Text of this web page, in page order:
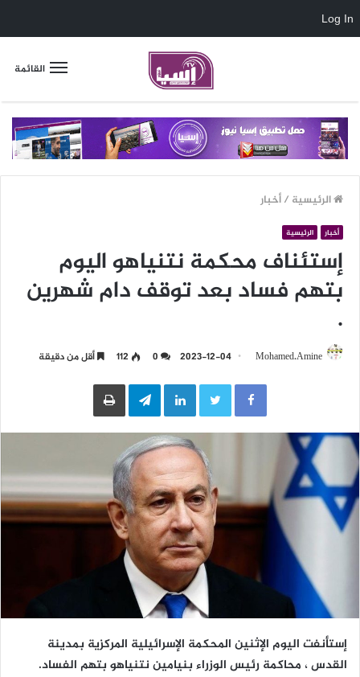
القائمة
الرئيسية /أخبار
أخبار الرئيسية
إستئناف محكمة نتنياهو اليوم
بتهم فساد بعد توقف دام شهرين
.
Mohamed.Amine
2023-12-04
112 أقل من دقيقة
LinkedIn
Telegramطباعة
إستأنفت اليوم الإثنين المحكمة الإسرائيلية المركزية بمدينة
القدس ، محاكمة رئيس الوزراء بنيامين نتنياهو بتهم الفساد.
Log In